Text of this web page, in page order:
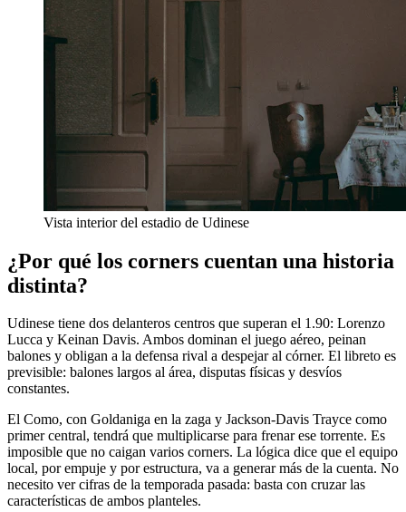
Vista interior del estadio de Udinese
¿Por qué los corners cuentan una historia
distinta?
Udinese tiene dos delanteros centros que superan el 1.90: Lorenzo
Lucca y Keinan Davis. Ambos dominan el juego aéreo, peinan
balones y obligan a la defensa rival a despejar al córner. El libreto es
previsible: balones largos al área, disputas físicas y desvíos
constantes.
El Como, con Goldaniga en la zaga y Jackson-Davis Trayce como
primer central, tendrá que multiplicarse para frenar ese torrente. Es
imposible que no caigan varios corners. La lógica dice que el equipo
local, por empuje y por estructura, va a generar más de la cuenta. No
necesito ver cifras de la temporada pasada: basta con cruzar las
características de ambos planteles.